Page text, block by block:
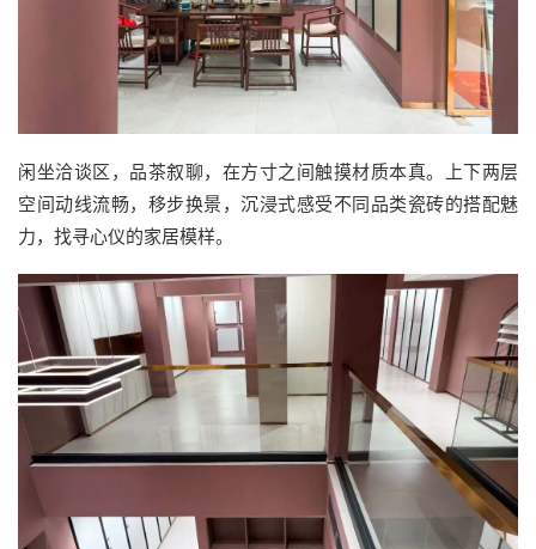
闲坐洽谈区，品茶叙聊，在方寸之间触摸材质本真。上下两层
空间动线流畅，移步换景，沉浸式感受不同品类瓷砖的搭配魅
力，找寻心仪的家居模样。